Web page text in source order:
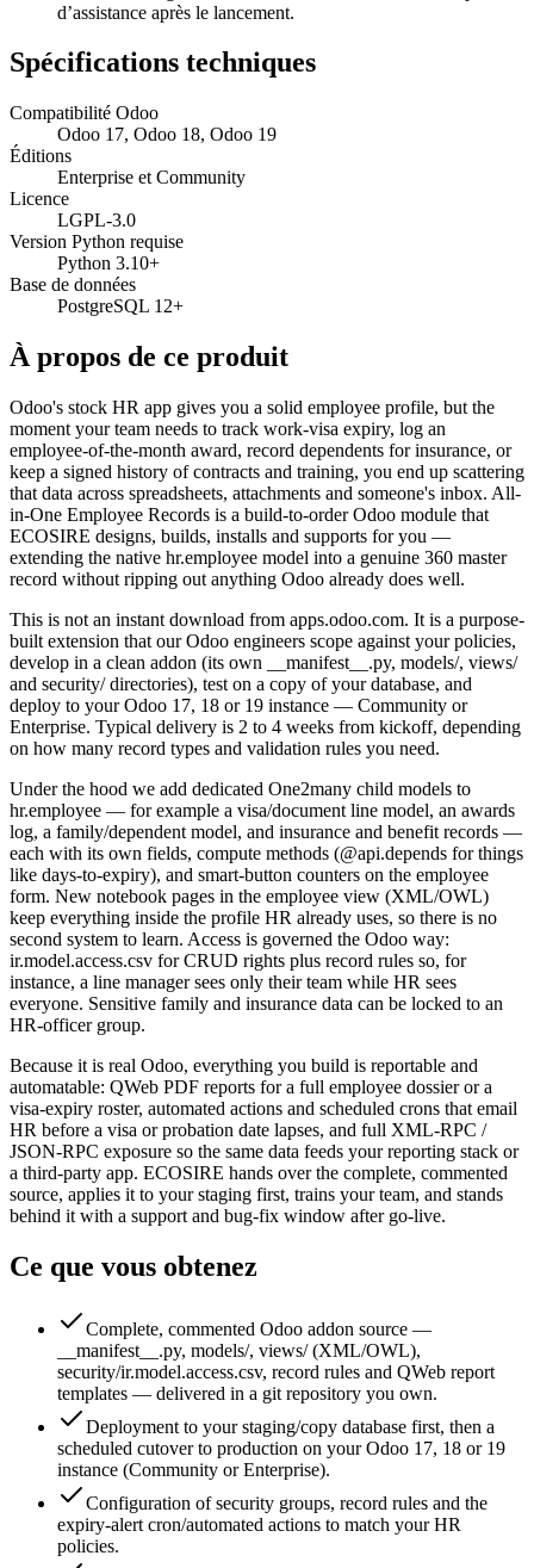
d’assistance après le lancement.
Spécifications techniques
Compatibilité Odoo
Odoo 17, Odoo 18, Odoo 19
Éditions
Enterprise et Community
Licence
LGPL-3.0
Version Python requise
Python 3.10+
Base de données
PostgreSQL 12+
À propos de ce produit
Odoo's stock HR app gives you a solid employee profile, but the
moment your team needs to track work-visa expiry, log an
employee-of-the-month award, record dependents for insurance, or
keep a signed history of contracts and training, you end up scattering
that data across spreadsheets, attachments and someone's inbox. All-
in-One Employee Records is a build-to-order Odoo module that
ECOSIRE designs, builds, installs and supports for you —
extending the native hr.employee model into a genuine 360 master
record without ripping out anything Odoo already does well.
This is not an instant download from apps.odoo.com. It is a purpose-
built extension that our Odoo engineers scope against your policies,
develop in a clean addon (its own __manifest__.py, models/, views/
and security/ directories), test on a copy of your database, and
deploy to your Odoo 17, 18 or 19 instance — Community or
Enterprise. Typical delivery is 2 to 4 weeks from kickoff, depending
on how many record types and validation rules you need.
Under the hood we add dedicated One2many child models to
hr.employee — for example a visa/document line model, an awards
log, a family/dependent model, and insurance and benefit records —
each with its own fields, compute methods (@api.depends for things
like days-to-expiry), and smart-button counters on the employee
form. New notebook pages in the employee view (XML/OWL)
keep everything inside the profile HR already uses, so there is no
second system to learn. Access is governed the Odoo way:
ir.model.access.csv for CRUD rights plus record rules so, for
instance, a line manager sees only their team while HR sees
everyone. Sensitive family and insurance data can be locked to an
HR-officer group.
Because it is real Odoo, everything you build is reportable and
automatable: QWeb PDF reports for a full employee dossier or a
visa-expiry roster, automated actions and scheduled crons that email
HR before a visa or probation date lapses, and full XML-RPC /
JSON-RPC exposure so the same data feeds your reporting stack or
a third-party app. ECOSIRE hands over the complete, commented
source, applies it to your staging first, trains your team, and stands
behind it with a support and bug-fix window after go-live.
Ce que vous obtenez
Complete, commented Odoo addon source —
__manifest__.py, models/, views/ (XML/OWL),
security/ir.model.access.csv, record rules and QWeb report
templates — delivered in a git repository you own.
Deployment to your staging/copy database first, then a
scheduled cutover to production on your Odoo 17, 18 or 19
instance (Community or Enterprise).
Configuration of security groups, record rules and the
expiry-alert cron/automated actions to match your HR
policies.